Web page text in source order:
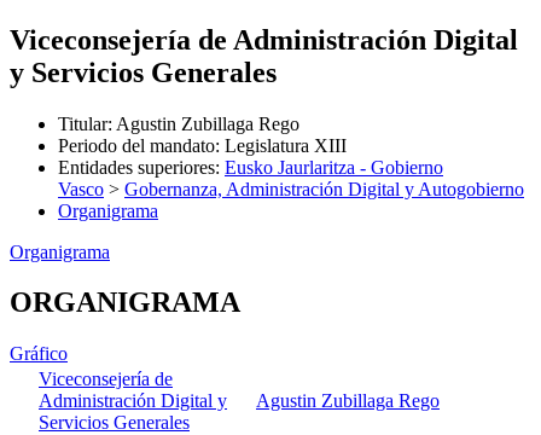
Viceconsejería de Administración Digital
y Servicios Generales
Titular: Agustin Zubillaga Rego
Periodo del mandato: Legislatura XIII
Entidades superiores: Eusko Jaurlaritza - Gobierno
Vasco > Gobernanza, Administración Digital y Autogobierno
Organigrama
Organigrama
ORGANIGRAMA
Gráfico
Viceconsejería de
Administración Digital y
Servicios Generales
Agustin Zubillaga Rego